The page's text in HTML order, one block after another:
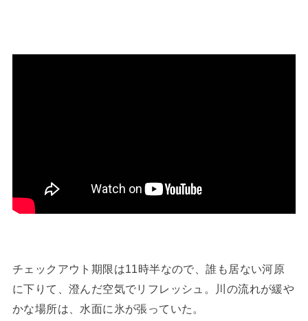
チェックアウト期限は11時半なので、誰も居ない河原
に下りて、澄んだ空気でリフレッシュ。川の流れが緩や
かな場所は、水面に氷が張っていた。